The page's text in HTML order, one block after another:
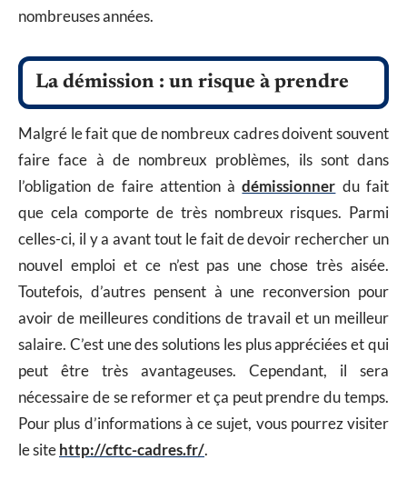
nombreuses années.
La démission : un risque à prendre
Malgré le fait que de nombreux cadres doivent souvent
faire face à de nombreux problèmes, ils sont dans
l’obligation de faire attention àdémissionner du fait
que cela comporte de très nombreux risques. Parmi
celles-ci, il y a avant tout le fait de devoir rechercher un
nouvel emploi et ce n’est pas une chose très aisée.
Toutefois, d’autres pensent à une reconversion pour
avoir de meilleures conditions de travail et un meilleur
salaire. C’est une des solutions les plus appréciées et qui
peut être très avantageuses. Cependant, il sera
nécessaire de se reformer et ça peut prendre du temps.
Pour plus d’informations à ce sujet, vous pourrez visiter
le sitehttp://cftc-cadres.fr/.